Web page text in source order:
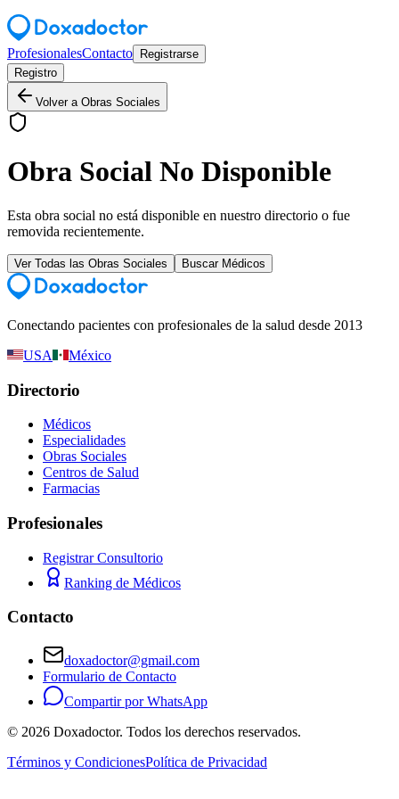
ProfesionalesContacto
Registrarse
Registro
Volver a Obras Sociales
Obra Social No Disponible
Esta obra social no está disponible en nuestro directorio o fue
removida recientemente.
Ver Todas las Obras Sociales Buscar Médicos
Conectando pacientes con profesionales de la salud desde 2013
USA
México
Directorio
Médicos
Especialidades
Obras Sociales
Centros de Salud
Farmacias
Profesionales
Registrar Consultorio
Ranking de Médicos
Contacto
doxadoctor@gmail.com
Formulario de Contacto
Compartir por WhatsApp
© 2026 Doxadoctor. Todos los derechos reservados.
Términos y CondicionesPolítica de Privacidad